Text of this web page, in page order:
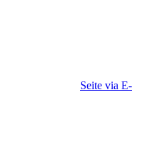
Seite via E-